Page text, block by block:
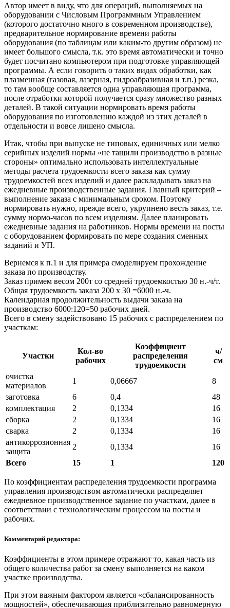
Автор имеет в виду, что для операций, выполняемых на
оборудовании с Числовым Программным Управлением
(которого достаточно много в современном производстве),
предварительное нормирование времени работы
оборудования (по таблицам или каким-то другим образом) не
имеет большого смысла, т.к. это время автоматически и точно
будет посчитано компьютером при подготовке управляющей
программы. А если говорить о таких видах обработки, как
плазменная (газовая, лазерная, гидроабразивная и т.п.) резка,
то там вообще составляется одна управляющая программа,
после отработки которой получается сразу множество разных
деталей. В такой ситуации нормировать время работы
оборудования по изготовлению каждой из этих деталей в
отдельности и вовсе лишено смысла.
Итак, чтобы при выпуске не типовых, единичных или мелко
серийных изделий нормы «не тащили производство в разные
стороны» оптимально использовать интеллектуальные
методы расчета трудоемкости всего заказа как сумму
трудоемкостей всех изделий и далее раскладывать заказ на
ежедневные производственные задания. Главный критерий –
выполнение заказа с минимальным сроком. Поэтому
нормировать нужно, прежде всего, укрупнено весть заказ, т.е.
сумму нормо-часов по всем изделиям. Далее планировать
ежедневные задания на работников. Нормы времени на посты
с оборудованием формировать по мере создания сменных
заданий и УП.
Вернемся к п.1 и для примера смоделируем прохождение
заказа по производству.
Заказ примем весом 200т со средней трудоемкостью 30 н.-ч/т.
Общая трудоемкость заказа 200 х 30 =6000 н.-ч.
Календарная продолжительность выдачи заказа на
производство 6000:120=50 рабочих дней.
Всего в смену задействовано 15 рабочих с распределением по
участкам:
Участки
Кол-во
рабочих
Коэффициент
распределения
трудоемкости
ч/
см
очистка
материалов
1 0,06667
8
заготовка
6 0,4
48
комплектация
2 0,1334
16
сборка
2 0,1334
16
сварка
2 0,1334
16
антикоррозионная
защита
2 0,1334
16
Всего
15 1 120
По коэффициентам распределения трудоемкости программа
управления производством автоматически распределяет
ежедневное производственное задание по участкам, далее в
соответствии с технологическим процессом на посты и
рабочих.
Комментарий редактора:
Коэффициенты в этом примере отражают то, какая часть из
общего количества работ за смену выполняется на каком
участке производства.
При этом важным фактором является «сбалансированность
мощностей», обеспечивающая приблизительно равномерную